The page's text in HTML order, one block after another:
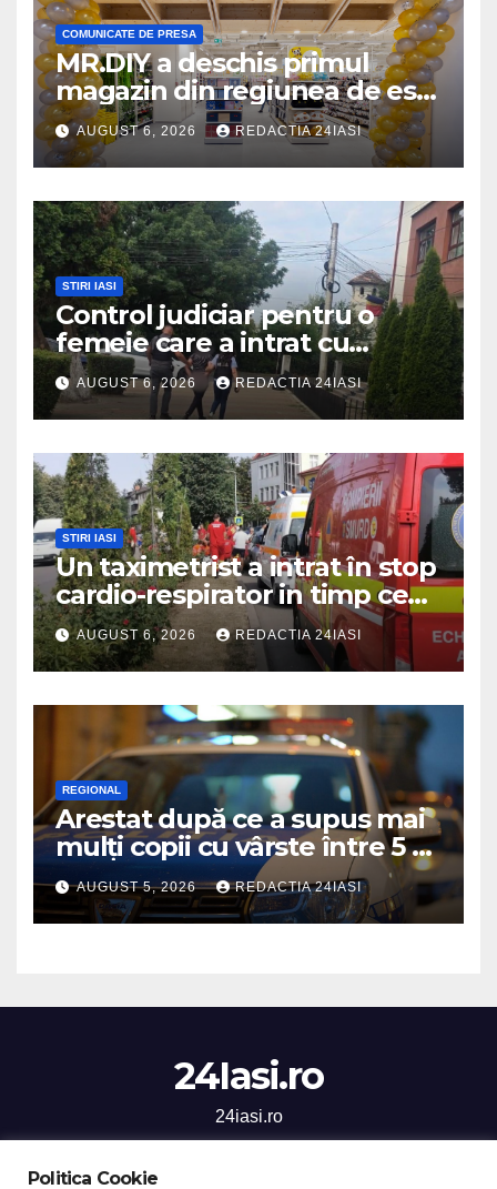
COMUNICATE DE PRESA
MR.DIY a deschis primul
magazin din regiunea de est,
la Iulius Mall Iași: peste 10.000
de produse, la prețuri
avantajoase
AUGUST 6, 2026 REDACTIA 24IASI
STIRI IASI
Control judiciar pentru o
femeie care a intrat cu
mașina într-o turmă de oi
AUGUST 6, 2026 REDACTIA 24IASI
STIRI IASI
Un taximetrist a intrat în stop
cardio-respirator in timp ce
se afla la volan
AUGUST 6, 2026 REDACTIA 24IASI
REGIONAL
Arestat după ce a supus mai
mulți copii cu vârste între 5 și
16 ani unor orori de
neimaginat
AUGUST 5, 2026 REDACTIA 24IASI
24Iasi.ro
24iasi.ro
Politica Cookie